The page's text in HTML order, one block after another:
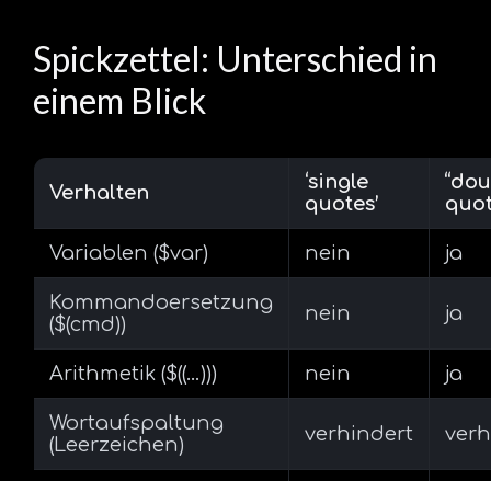
Spickzettel: Unterschied in
einem Blick
Verhalten
‘single
quotes’
Variablen ($var) nein ja
Kommandoersetzung
($(cmd))
nein ja
Arithmetik ($((…))) nein ja
Wortaufspaltung
(Leerzeichen)
verhindert